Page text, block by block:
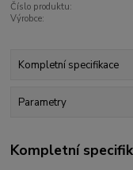
Číslo produktu:
Výrobce:
Kompletní specifikace
Parametry
Kompletní